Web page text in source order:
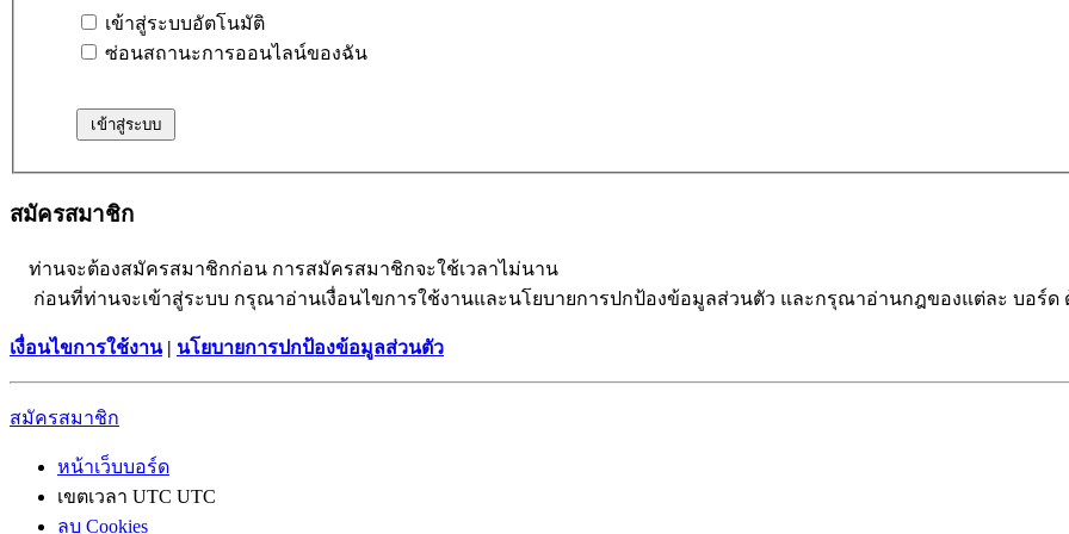
เข้าสู่ระบบอัตโนมัติ
ซ่อนสถานะการออนไลน์ของฉัน
สมัครสมาชิก
ท่านจะต้องสมัครสมาชิกก่อน การสมัครสมาชิกจะใช้เวลาไม่นาน
ก่อนที่ท่านจะเข้าสู่ระบบ กรุณาอ่านเงื่อนไขการใช้งานและนโยบายการปกป้องข้อมูลส่วนตัว และกรุณาอ่านกฎของแต่ละ บอร์ด
เงื่อนไขการใช้งาน| นโยบายการปกป้องข้อมูลส่วนตัว
สมัครสมาชิก
หน้าเว็บบอร์ด
เขตเวลา UTC UTC
ลบ Cookies